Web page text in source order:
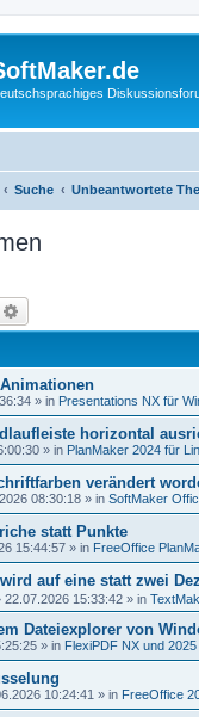
Suche Unbeantwortete
» in Presentations NX für
horizontal
» in PlanMaker 2024 für
verändert
08:30:18 » in SoftMaker
statt Punkte
15:44:57 » in FreeOffice
auf eine statt zwei
22.07.2026 15:33:42 » in
Dateiexplorer von
» in FlexiPDF NX und
10:24:41 » in FreeOffice